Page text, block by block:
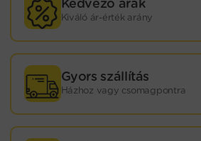
Kedvező árak
Kiváló ár-érték arány
Gyors szállítás
Házhoz vagy csomagpontra